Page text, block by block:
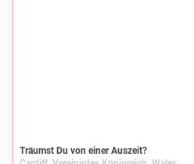
Träumst Du von einer Auszeit?